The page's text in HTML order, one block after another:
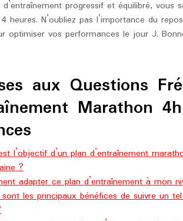
progressif et équilibré,
heures. N’oubliez pas l’importance du
optimiser vos performances le jour J.
aux Questions
Marathon
l’objectif d’un plan d’entraînement
?
adapter ce plan d’entraînement à mon
les principaux bénéfices de suivre un